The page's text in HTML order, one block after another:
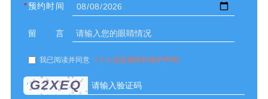
* 预约时间
留言
我已阅读并同意 《个人信息授权和保护声明》
G2XEQ